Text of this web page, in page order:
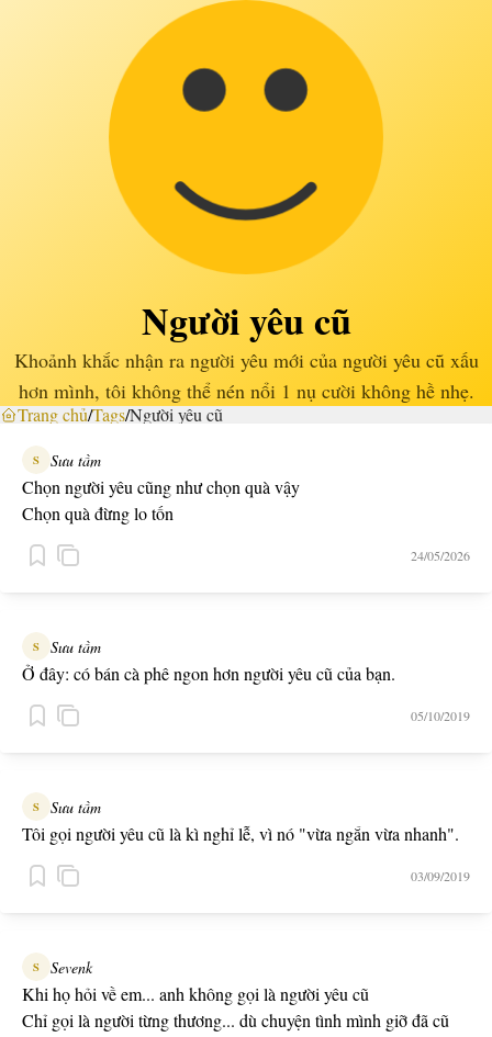
Người yêu cũ
Khoảnh khắc nhận ra người yêu mới của người yêu cũ xấu
hơn mình, tôi không thể nén nổi 1 nụ cười không hề nhẹ.
Trang chủ/Tags/Người yêu cũ
S Sưu tầm
Chọn người yêu cũng như chọn quà vậy
Chọn quà đừng lo tốn
24/05/2026
S Sưu tầm
Ở đây: có bán cà phê ngon hơn người yêu cũ của bạn.
05/10/2019
S Sưu tầm
Tôi gọi người yêu cũ là kì nghỉ lễ, vì nó "vừa ngắn vừa nhanh".
03/09/2019
S Sevenk
Khi họ hỏi về em... anh không gọi là người yêu cũ
Chỉ gọi là người từng thương... dù chuyện tình mình giỡ đã cũ